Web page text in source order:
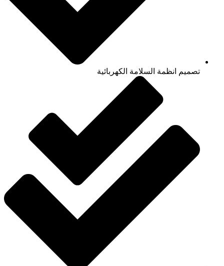
تصميم انظمة السلامة الكهربائية